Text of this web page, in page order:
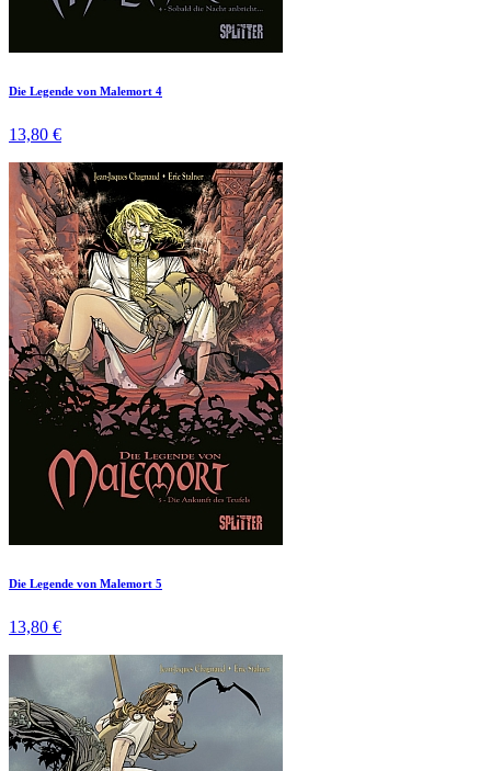
Die Legende von Malemort 4
13,80 €
Die Legende von Malemort 5
13,80 €